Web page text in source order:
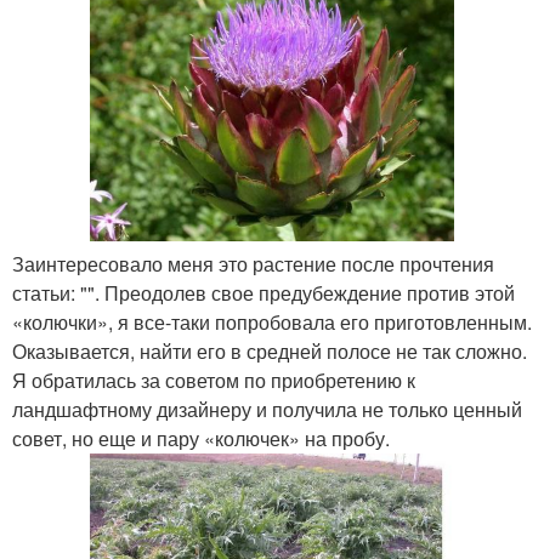
Заинтересовало меня это растение после прочтения
статьи: "". Преодолев свое предубеждение против этой
«колючки», я все-таки попробовала его приготовленным.
Оказывается, найти его в средней полосе не так сложно.
Я обратилась за советом по приобретению к
ландшафтному дизайнеру и получила не только ценный
совет, но еще и пару «колючек» на пробу.